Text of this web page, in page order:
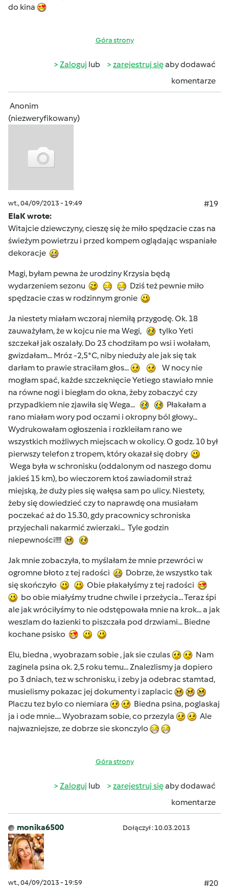
do kina
Góra strony
Zaloguj lub zarejestruj sięaby dodawać
komentarze
Anonim
(niezweryfikowany)
wt., 04/09/2013 - 19:49
#19
ElaK wrote:
Witajcie dziewczyny, cieszę się że miło spędzacie czas na
świeżym powietrzu i przed kompem oglądając wspaniałe
dekoracje
Magi, byłam pewna że urodziny Krzysia będą
wydarzeniem sezonu
Dziś też pewnie miło
spędzacie czas w rodzinnym gronie
Ja niestety miałam wczoraj niemiłą przygodę. Ok. 18
zauważyłam, że w kojcu nie ma Wegi,
tylko Yeti
szczekał jak oszalały. Do 23 chodziłam po wsi i wołałam,
gwizdałam... Mróz -2,5*C, niby nieduży ale jak się tak
darłam to prawie straciłam głos...
W nocy nie
mogłam spać, każde szczeknięcie Yetiego stawiało mnie
na równe nogi i biegłam do okna, żeby zobaczyć czy
przypadkiem nie zjawiła się Wega...
Płakałam a
rano miałam wory pod oczami i okropny ból głowy...
Wydrukowałam ogłoszenia i rozkleiłam rano we
wszystkich możliwych miejscach w okolicy. O godz. 10 był
pierwszy telefon z tropem, który okazał się dobry
Wega była w schronisku (oddalonym od naszego domu
jakieś 15 km), bo wieczorem ktoś zawiadomił straż
miejską, że duży pies się wałęsa sam po ulicy. Niestety,
żeby się dowiedzieć czy to naprawdę ona musiałam
poczekać aż do 15.30, gdy pracownicy schroniska
przyjechali nakarmić zwierzaki... Tyle godzin
niepewności!!!!
Jak mnie zobaczyła, to myślałam że mnie przewróci w
ogromne błoto z tej radości
Dobrze, że wszystko tak
się skończyło
Obie płakałyśmy z tej radości
bo obie miałyśmy trudne chwile i przeżycia... Teraz śpi
ale jak wróciłyśmy to nie odstępowała mnie na krok... a jak
weszlam do łazienki to piszczała pod drzwiami... Biedne
kochane psisko
Elu, biedna , wyobrazam sobie , jak sie czulas
Nam
zaginela psina ok. 2,5 roku temu... Znalezlismy ja dopiero
po 3 dniach, tez w schronisku, i zeby ja odebrac stamtad,
musielismy pokazac jej dokumenty i zaplacic
Placzu tez bylo co niemiara
Biedna psina, poglaskaj
ja i ode mnie.... Wyobrazam sobie, co przezyla
Ale
najwazniejsze, ze dobrze sie skonczylo
Góra strony
Zaloguj lub zarejestruj sięaby dodawać
komentarze
monika6500 Dołączył : 10.03.2013
wt., 04/09/2013 - 19:59 #20